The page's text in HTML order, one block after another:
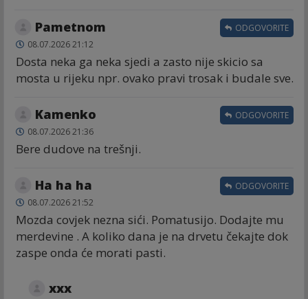
Pametnom
08.07.2026 21:12
Dosta neka ga neka sjedi a zasto nije skicio sa
mosta u rijeku npr. ovako pravi trosak i budale sve.
ODGOVORITE
Kamenko
08.07.2026 21:36
Bere dudove na trešnji.
ODGOVORITE
Ha ha ha
08.07.2026 21:52
Mozda covjek nezna sići. Pomatusijo. Dodajte mu
merdevine . A koliko dana je na drvetu čekajte dok
zaspe onda će morati pasti.
ODGOVORITE
xxx